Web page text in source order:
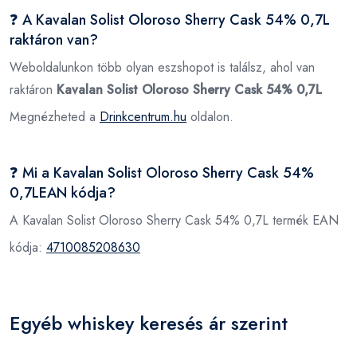
❓ A Kavalan Solist Oloroso Sherry Cask 54% 0,7L
raktáron van?
Weboldalunkon több olyan eszshopot is találsz, ahol van
raktáron Kavalan Solist Oloroso Sherry Cask 54% 0,7L
Megnézheted a Drinkcentrum.hu oldalon.
❓ Mi a Kavalan Solist Oloroso Sherry Cask 54%
0,7LEAN kódja?
A Kavalan Solist Oloroso Sherry Cask 54% 0,7L termék EAN
kódja: 4710085208630
Egyéb whiskey keresés ár szerint